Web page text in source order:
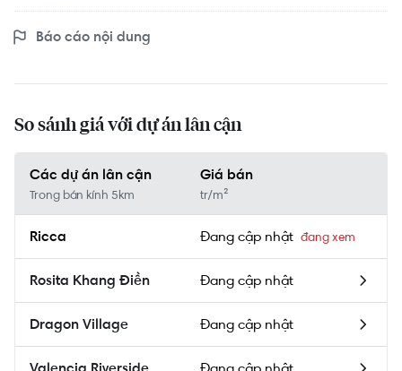
Báo cáo nội dung
So sánh giá với dự án lân cận
Các dự án lân cận
Trong bán kính 5km
Giá bán
tr/m²
Ricca Đang cập nhật
Rosita Khang Điền Đang cập nhật
Dragon Village Đang cập nhật